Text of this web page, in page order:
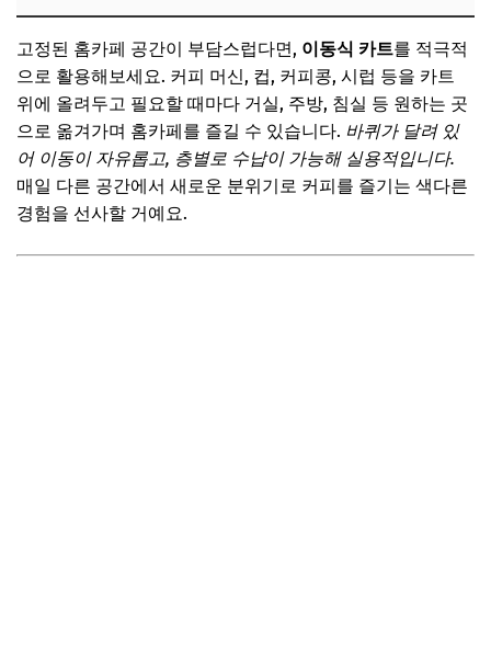
고정된 홈카페 공간이 부담스럽다면, 이동식 카트를 적극적
으로 활용해보세요. 커피 머신, 컵, 커피콩, 시럽 등을 카트
위에 올려두고 필요할 때마다 거실, 주방, 침실 등 원하는 곳
으로 옮겨가며 홈카페를 즐길 수 있습니다. 바퀴가 달려 있
어 이동이 자유롭고, 층별로 수납이 가능해 실용적입니다.
매일 다른 공간에서 새로운 분위기로 커피를 즐기는 색다른
경험을 선사할 거예요.